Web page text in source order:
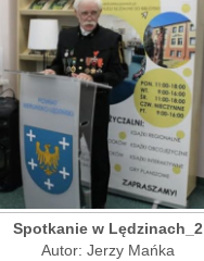
Spotkanie w Lędzinach_2
Autor: Jerzy Mańka